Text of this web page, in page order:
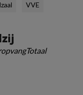
VVE